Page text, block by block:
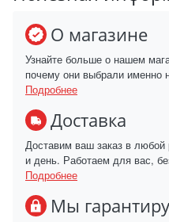
О магазине
Узнайте больше о нашем
почему они выбрали именно
Подробнее
Доставка
Доставим ваш заказ в любой
и день. Работаем для вас,
Подробнее
Мы